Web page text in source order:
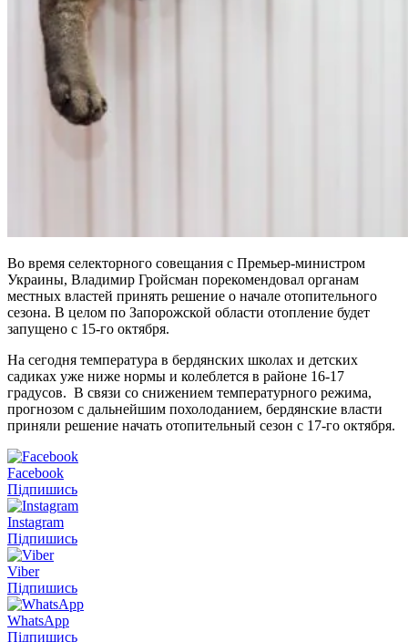
Во время селекторного совещания с Премьер-министром
Украины, Владимир Гройсман порекомендовал органам
местных властей принять решение о начале отопительного
сезона. В целом по Запорожской области отопление будет
запущено с 15-го октября.
На сегодня температура в бердянских школах и детских
садиках уже ниже нормы и колеблется в районе 16-17
градусов. В связи со снижением температурного режима,
прогнозом с дальнейшим похолоданием, бердянские власти
приняли решение начать отопительный сезон с 17-го октября.
Facebook
Підпишись
Instagram
Підпишись
Viber
Підпишись
WhatsApp
Підпишись